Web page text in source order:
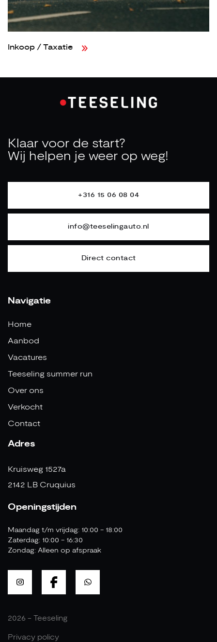
Inkoop / Taxatie
Klaar voor de start?
Wij helpen je weer op weg!
+316 15 06 08 04
info@teeselingauto.nl
Direct contact
Navigatie
Home
Aanbod
Vacatures
Teeseling summer run
Over ons
Verkocht
Contact
Adres
Kruisweg 1527a
2142 LB Cruquius
Openingstijden
Maandag t/m vrijdag: 10:00 - 18:00
Zaterdag: 10:00 - 16:30
Zondag: Alleen op afspraak
2026 - Teeseling
Privacy policy